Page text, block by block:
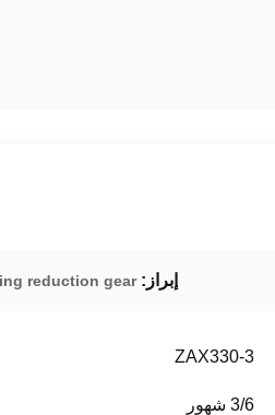
إبراز: reduction gear
ZAX330-3
3/6 شهور